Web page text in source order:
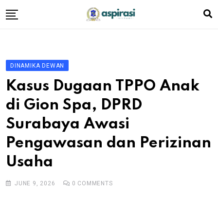
to
Berita
Komen Warga
Podcast
Tentang Kami
DINAMIKA DEWAN
Kasus Dugaan TPPO Anak
di Gion Spa, DPRD
Surabaya Awasi
Pengawasan dan Perizinan
Usaha
JUNE 9, 2026 0 COMMENTS